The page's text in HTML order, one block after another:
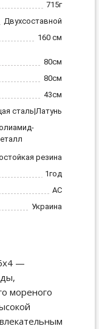
715г
Двухсоставной
160 см
80см
80см
43см
сталь|Латунь
резина
1год
АС
Украина
—
мореного